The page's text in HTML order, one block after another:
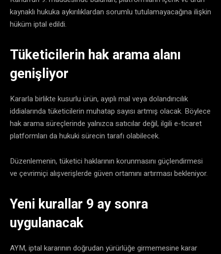
kaynaklı hukuka aykırılıklardan sorumlu tutulamayacağına ilişkin
hüküm iptal edildi.
Tüketicilerin hak arama alanı
genişliyor
Kararla birlikte kusurlu ürün, ayıplı mal veya dolandırıcılık
iddialarında tüketicilerin muhatap sayısı artmış olacak. Böylece
hak arama süreçlerinde yalnızca satıcılar değil, ilgili e-ticaret
platformları da hukuki sürecin tarafı olabilecek.
Düzenlemenin, tüketici haklarının korunmasını güçlendirmesi
ve çevrimiçi alışverişlerde güven ortamını artırması bekleniyor.
Yeni kurallar 9 ay sonra
uygulanacak
AYM, iptal kararının doğrudan yürürlüğe girmemesine karar